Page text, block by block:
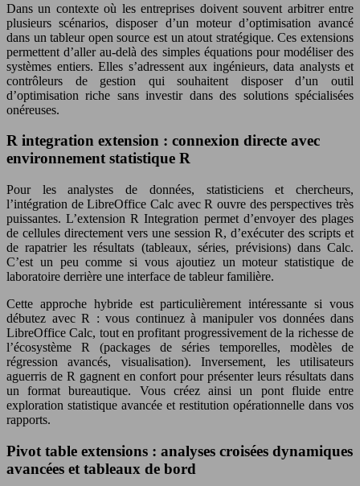
Dans un contexte où les entreprises doivent souvent arbitrer entre
plusieurs scénarios, disposer d’un moteur d’optimisation avancé
dans un tableur open source est un atout stratégique. Ces extensions
permettent d’aller au-delà des simples équations pour modéliser des
systèmes entiers. Elles s’adressent aux ingénieurs, data analysts et
contrôleurs de gestion qui souhaitent disposer d’un outil
d’optimisation riche sans investir dans des solutions spécialisées
onéreuses.
R integration extension : connexion directe avec
environnement statistique R
Pour les analystes de données, statisticiens et chercheurs,
l’intégration de LibreOffice Calc avec R ouvre des perspectives très
puissantes. L’extension R Integration permet d’envoyer des plages
de cellules directement vers une session R, d’exécuter des scripts et
de rapatrier les résultats (tableaux, séries, prévisions) dans Calc.
C’est un peu comme si vous ajoutiez un moteur statistique de
laboratoire derrière une interface de tableur familière.
Cette approche hybride est particulièrement intéressante si vous
débutez avec R : vous continuez à manipuler vos données dans
LibreOffice Calc, tout en profitant progressivement de la richesse de
l’écosystème R (packages de séries temporelles, modèles de
régression avancés, visualisation). Inversement, les utilisateurs
aguerris de R gagnent en confort pour présenter leurs résultats dans
un format bureautique. Vous créez ainsi un pont fluide entre
exploration statistique avancée et restitution opérationnelle dans vos
rapports.
Pivot table extensions : analyses croisées dynamiques
avancées et tableaux de bord